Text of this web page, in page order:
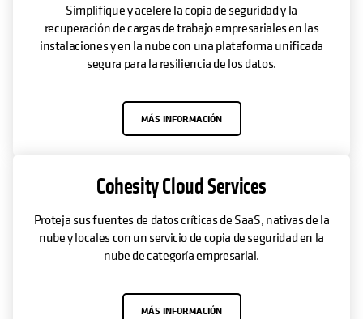
Simplifique y acelere la copia de seguridad y la
recuperación de cargas de trabajo empresariales en las
instalaciones y en la nube con una plataforma unificada
segura para la resiliencia de los datos.
MÁS INFORMACIÓN
Cohesity Cloud Services
Proteja sus fuentes de datos críticas de SaaS, nativas de la
nube y locales con un servicio de copia de seguridad en la
nube de categoría empresarial.
MÁS INFORMACIÓN